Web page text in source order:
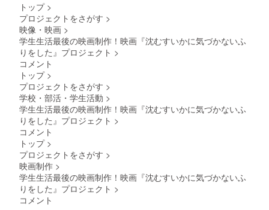
す。 脚
本提供
の脚本
(決定稿)
ルフラ
イヤー
ごろ
（予
定） ・
支援者
くださ
います
いる
メール
本デー
タを提
を記載
されて
トップ >
プロジェクトをさがす >
映像・映画 >
学生生活最後の映画制作！映画『沈むすいかに気づかないふ
りをした』プロジェクト >
コメント
トップ >
プロジェクトをさがす >
学校・部活・学生活動 >
学生生活最後の映画制作！映画『沈むすいかに気づかないふ
りをした』プロジェクト >
コメント
トップ >
プロジェクトをさがす >
映画制作 >
学生生活最後の映画制作！映画『沈むすいかに気づかないふ
りをした』プロジェクト >
コメント